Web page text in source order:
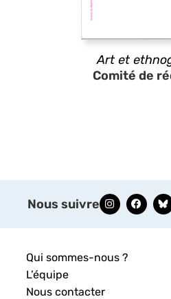
Art et
Comité de
Nous suivre
Qui sommes-nous ?
L’équipe
Nous contacter